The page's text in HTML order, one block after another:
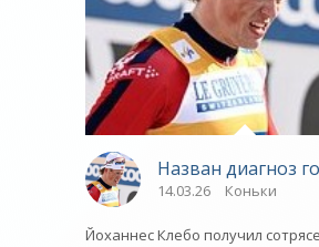
Назван диагноз
14.03.26 Коньки
Йоханнес Клебо получил